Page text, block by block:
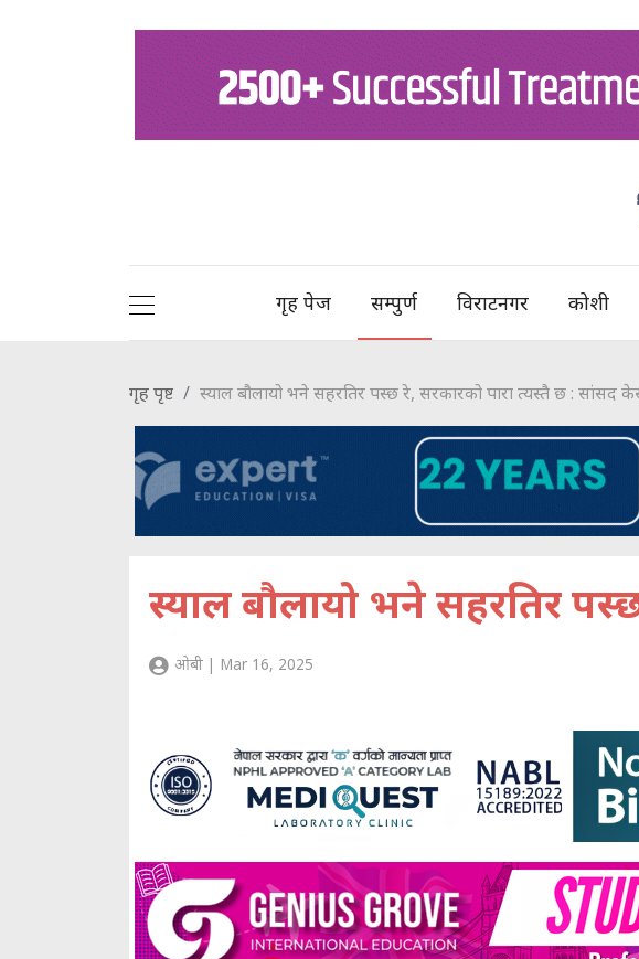
गृह पेज सम्पुर्ण विराटनगर कोशी
गृह पृष्ट स्याल बौलायो भने सहरतिर पस्छ रे, सरकारको पारा त्यस्तै छ : सांसद
स्याल बौलायो भने सहरतिर
ओबी | Mar 16, 2025